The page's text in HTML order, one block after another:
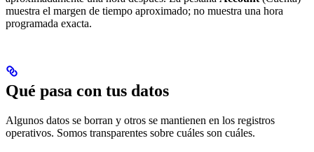
muestra el margen de tiempo aproximado; no muestra una hora
programada exacta.
Qué pasa con tus datos
Algunos datos se borran y otros se mantienen en los registros
operativos. Somos transparentes sobre cuáles son cuáles.